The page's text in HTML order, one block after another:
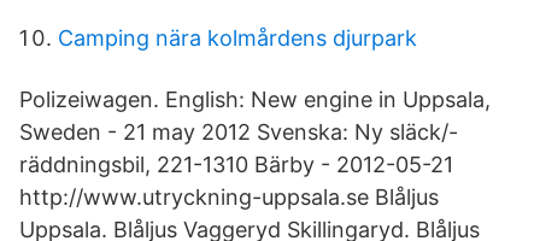
Camping nära kolmårdens djurpark
Polizeiwagen. English: New engine in Uppsala,
Sweden - 21 may 2012 Svenska: Ny släck/-
räddningsbil, 221-1310 Bärby - 2012-05-21
http://www.utryckning-uppsala.se Blåljus
Uppsala. Blåljus Vaggeryd Skillingaryd. Blåljus